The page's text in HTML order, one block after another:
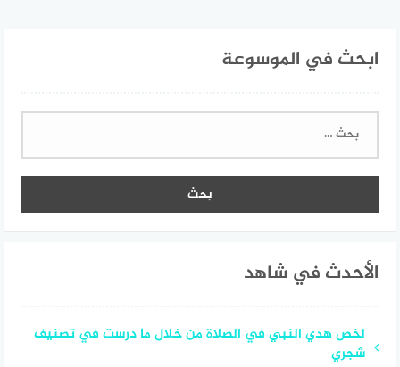
ابحث في الموسوعة
البحث
الأحدث في شاهد
لخص هدي النبي في الصلاة من خلال ما درست في تصنيف
شجري